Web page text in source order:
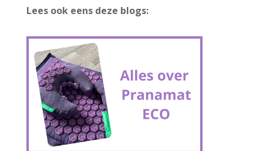
Lees ook eens deze blogs: